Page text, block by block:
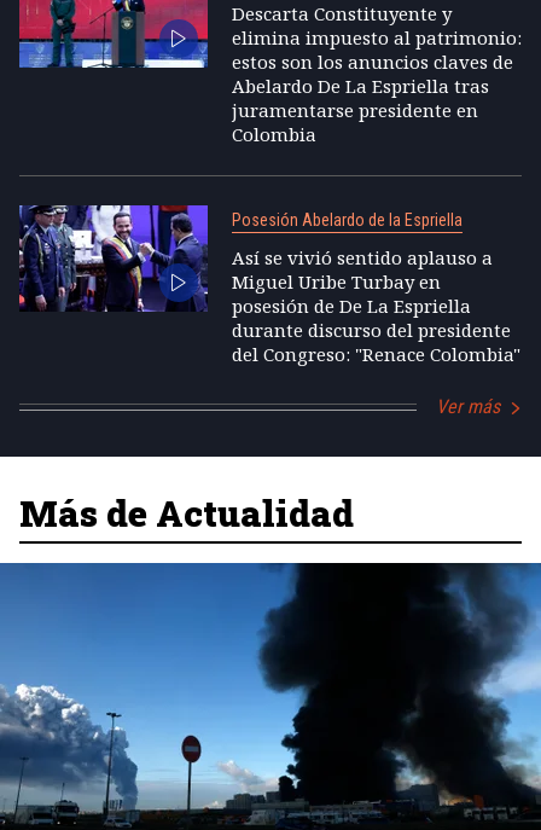
Descarta Constituyente y
elimina impuesto al patrimonio:
estos son los anuncios claves de
Abelardo De La Espriella tras
juramentarse presidente en
Colombia
Posesión Abelardo de la Espriella
Así se vivió sentido aplauso a
Miguel Uribe Turbay en
posesión de De La Espriella
durante discurso del presidente
del Congreso: "Renace Colombia"
Ver más
Más de Actualidad